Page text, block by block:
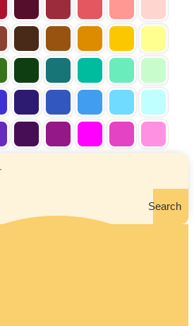
Search